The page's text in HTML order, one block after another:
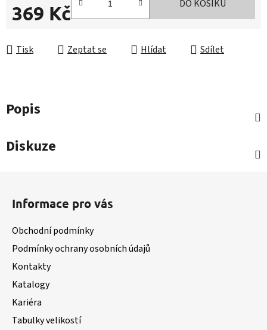
369 Kč DO KOŠÍKU
Tisk Zeptat se Hlídat Sdílet
Popis
Diskuze
Informace pro vás
Obchodní podmínky
Podmínky ochrany osobních údajů
Kontakty
Katalogy
Kariéra
Tabulky velikostí